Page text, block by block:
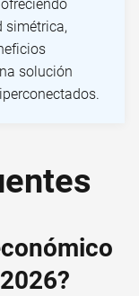
simétrica,
solución